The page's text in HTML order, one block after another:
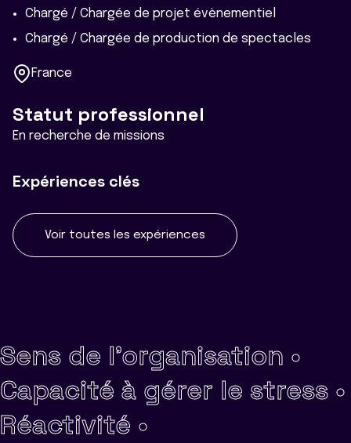
Chargé / Chargée de projet évènementiel
Chargé / Chargée de production de spectacles
France
Statut professionnel
En recherche de missions
Expériences clés
Voir toutes les expériences
Sens de l'organisation •
Capacité à gérer le stress •
Réactivité •